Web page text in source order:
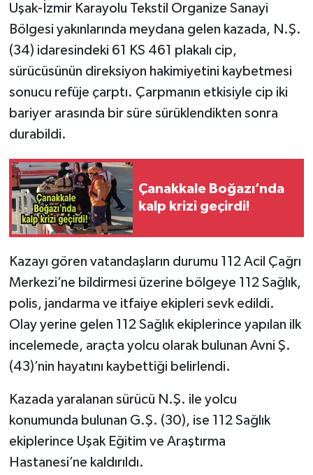
Uşak-İzmir Karayolu Tekstil Organize Sanayi
Bölgesi yakınlarında meydana gelen kazada, N.Ş.
(34) idaresindeki 61 KS 461 plakalı cip,
sürücüsünün direksiyon hakimiyetini kaybetmesi
sonucu refüje çarptı. Çarpmanın etkisiyle cip iki
bariyer arasında bir süre sürüklendikten sonra
durabildi.
Çanakkale Boğazı’nda
kalp krizi geçirdi!
Kazayı gören vatandaşların durumu 112 Acil Çağrı
Merkezi’ne bildirmesi üzerine bölgeye 112 Sağlık,
polis, jandarma ve itfaiye ekipleri sevk edildi.
Olay yerine gelen 112 Sağlık ekiplerince yapılan ilk
incelemede, araçta yolcu olarak bulunan Avni Ş.
(43)’nin hayatını kaybettiği belirlendi.
Kazada yaralanan sürücü N.Ş. ile yolcu
konumunda bulunan G.Ş. (30), ise 112 Sağlık
ekiplerince Uşak Eğitim ve Araştırma
Hastanesi’ne kaldırıldı.